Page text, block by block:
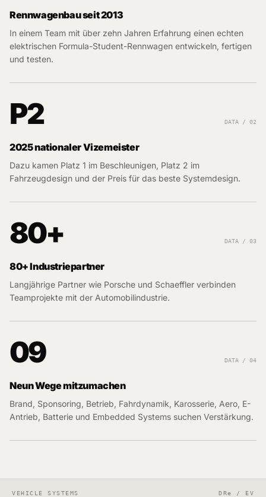
Rennwagenbau seit 2013
In einem Team mit über zehn Jahren Erfahrung einen echten
elektrischen Formula-Student-Rennwagen entwickeln, fertigen
und testen.
P2 DATA / 02
2025 nationaler Vizemeister
Dazu kamen Platz 1 im Beschleunigen, Platz 2 im
Fahrzeugdesign und der Preis für das beste Systemdesign.
80+ DATA / 03
80+ Industriepartner
Langjährige Partner wie Porsche und Schaeffler verbinden
Teamprojekte mit der Automobilindustrie.
09 DATA / 04
Neun Wege mitzumachen
Brand, Sponsoring, Betrieb, Fahrdynamik, Karosserie, Aero, E-
Antrieb, Batterie und Embedded Systems suchen Verstärkung.
VEHICLE SYSTEMS DRe / EV